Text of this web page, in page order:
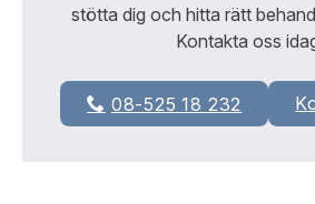
stötta dig och hitta rätt
Kontakta oss
08-525 18 232